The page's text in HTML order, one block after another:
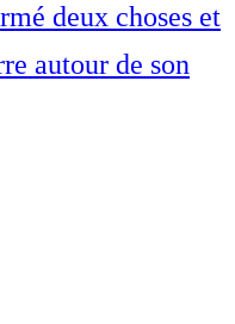
deux choses et
autour de son